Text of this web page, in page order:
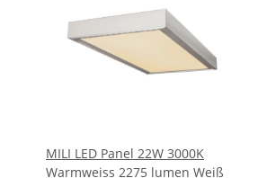
MILI LED Panel 22W 3000K
Warmweiss 2275 lumen Weiß